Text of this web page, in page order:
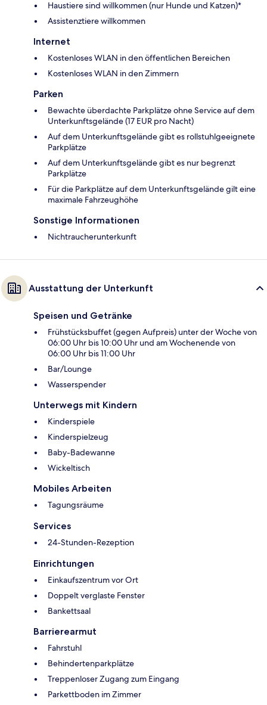
Haustiere sind willkommen (nur Hunde und Katzen)*
Assistenztiere willkommen
Internet
Kostenloses WLAN in den öffentlichen Bereichen
Kostenloses WLAN in den Zimmern
Parken
Bewachte überdachte Parkplätze ohne Service auf dem
Unterkunftsgelände (17 EUR pro Nacht)
Auf dem Unterkunftsgelände gibt es rollstuhlgeeignete
Parkplätze
Auf dem Unterkunftsgelände gibt es nur begrenzt
Parkplätze
Für die Parkplätze auf dem Unterkunftsgelände gilt eine
maximale Fahrzeughöhe
Sonstige Informationen
Nichtraucherunterkunft
Ausstattung der Unterkunft
Speisen und Getränke
Frühstücksbuffet (gegen Aufpreis) unter der Woche von
06:00 Uhr bis 10:00 Uhr und am Wochenende von
06:00 Uhr bis 11:00 Uhr
Bar/Lounge
Wasserspender
Unterwegs mit Kindern
Kinderspiele
Kinderspielzeug
Baby-Badewanne
Wickeltisch
Mobiles Arbeiten
Tagungsräume
Services
24-Stunden-Rezeption
Einrichtungen
Einkaufszentrum vor Ort
Doppelt verglaste Fenster
Bankettsaal
Barrierearmut
Fahrstuhl
Behindertenparkplätze
Treppenloser Zugang zum Eingang
Parkettboden im Zimmer